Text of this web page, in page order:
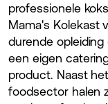
professionele
Mama's Kolekast
durende
een eigen
product. Naast
foodsector halen